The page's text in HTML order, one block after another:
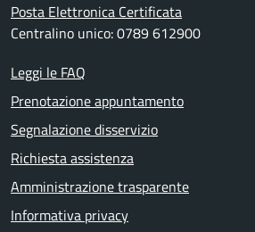
Posta Elettronica Certificata
Centralino unico: 0789 612900
Leggi le FAQ
Prenotazione appuntamento
Segnalazione disservizio
Richiesta assistenza
Amministrazione trasparente
Informativa privacy